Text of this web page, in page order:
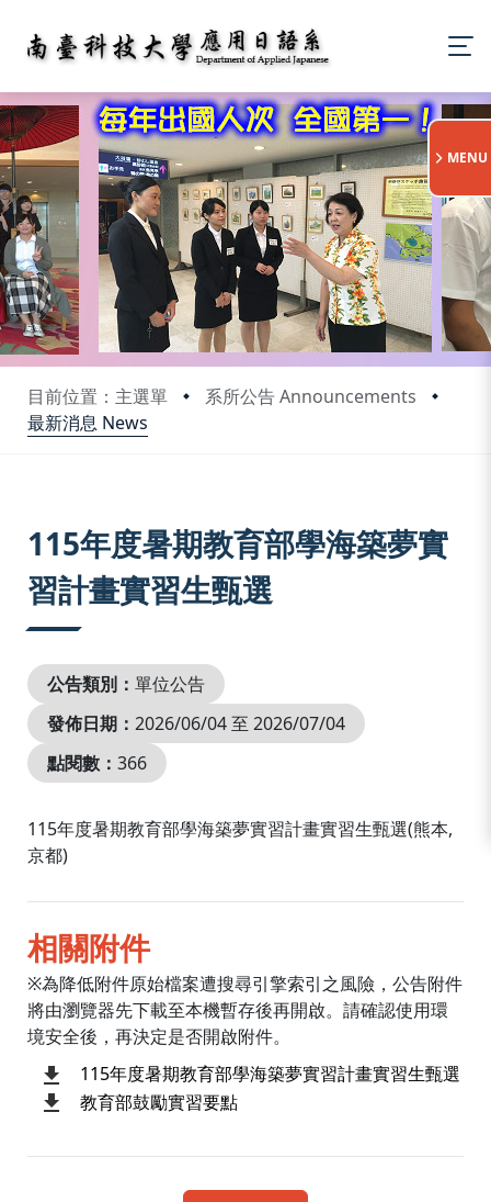
目前位置：主選單
系所公告 Announcements
最新消息 News
:::
MENU
115年度暑期教育部學海築夢實
習計畫實習生甄選
公告類別： 單位公告
發佈日期： 2026/06/04 至 2026/07/04
點閱數： 366
115年度暑期教育部學海築夢實習計畫實習生甄選(熊本,
京都)
相關附件
※為降低附件原始檔案遭搜尋引擎索引之風險，公告附件
將由瀏覽器先下載至本機暫存後再開啟。請確認使用環
境安全後，再決定是否開啟附件。
115年度暑期教育部學海築夢實習計畫實習生甄選
教育部鼓勵實習要點